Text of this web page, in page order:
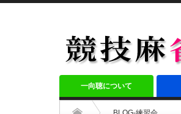
一向聴について